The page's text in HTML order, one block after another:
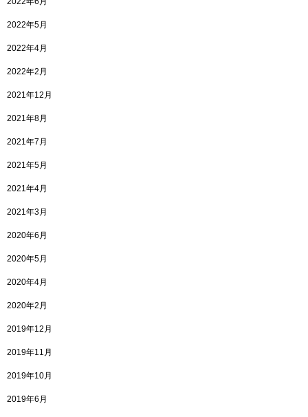
2022年5月
2022年4月
2022年2月
2021年12月
2021年8月
2021年7月
2021年5月
2021年4月
2021年3月
2020年6月
2020年5月
2020年4月
2020年2月
2019年12月
2019年11月
2019年10月
2019年6月